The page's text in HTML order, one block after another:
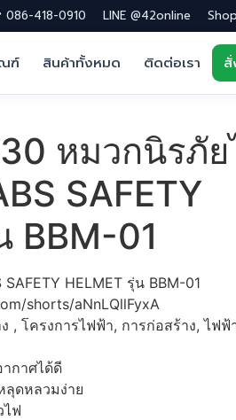
418-0910 LINE @42online
ฑ์ สินค้าทั้งหมด ติดต่อเรา สั่
หมวกนิรภัย
SAFETY
BBM-01
HELMET รุ่น BBM-01
shorts/aNnLQllFyxA
, โครงการไฟฟ้า, การก่อสร้าง, ไฟฟ้
กาศได้ดี
ดหลวมง่าย
ไฟ